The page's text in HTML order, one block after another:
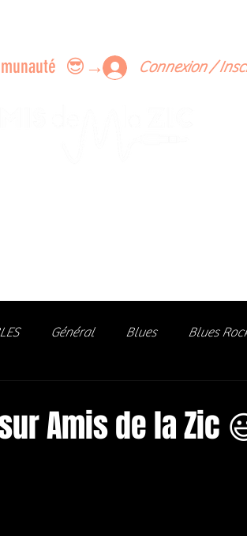
Connexion /
aux concerts et rejoignez une
😎→
Général Blues Blues
Blues
Amis de la Zic